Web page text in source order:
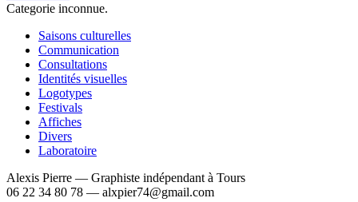
Categorie inconnue.
Saisons culturelles
Communication
Consultations
Identités visuelles
Logotypes
Festivals
Affiches
Divers
Laboratoire
Alexis Pierre — Graphiste indépendant à Tours
06 22 34 80 78 — alxpier74@gmail.com